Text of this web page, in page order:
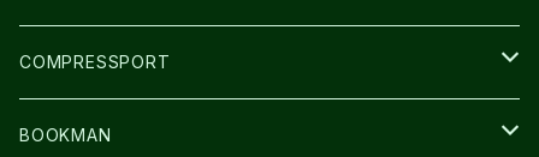
GLOVE
COMPRESSPORT
CAP/HAT
BOOKMAN